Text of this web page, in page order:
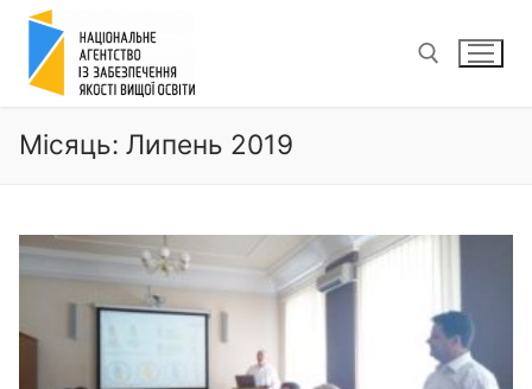
Перейти
вмісту
Пошук:
Місяць: Липень 2019